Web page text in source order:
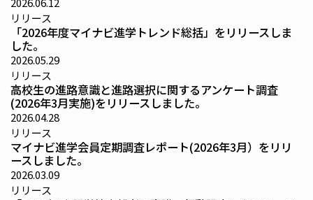
リリース
「2026年度マイナビ進学トレンド総括」をリリースしま
した。
2026.05.29
リリース
高校生の進路意識と進路選択に関するアンケート調査
(2026年3月実施)をリリースしました。
2026.04.28
リリース
マイナビ進学会員定期調査レポート(2026年3月）をリリ
ースしました。
2026.03.09
リリース